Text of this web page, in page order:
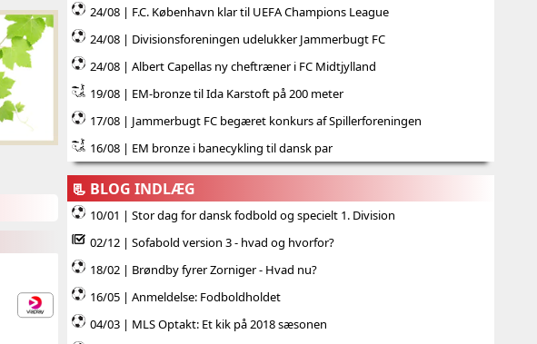
24/08 | F.C. København klar til UEFA Champions League
24/08 | Divisionsforeningen udelukker Jammerbugt FC
24/08 | Albert Capellas ny cheftræner i FC Midtjylland
19/08 | EM-bronze til Ida Karstoft på 200 meter
17/08 | Jammerbugt FC begæret konkurs af Spillerforeningen
16/08 | EM bronze i banecykling til dansk par
📃 BLOG INDLÆG
10/01 | Stor dag for dansk fodbold og specielt 1. Division
02/12 | Sofabold version 3 - hvad og hvorfor?
18/02 | Brøndby fyrer Zorniger - Hvad nu?
16/05 | Anmeldelse: Fodboldholdet
04/03 | MLS Optakt: Et kik på 2018 sæsonen